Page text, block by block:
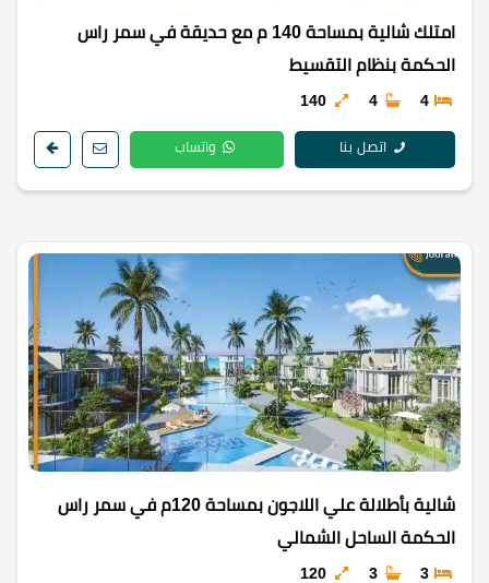
امتلك شالية بمساحة 140 م مع حديقة في سمر راس
الحكمة بنظام التقسيط
4
4
140
اتصل بنا واتساب
شالية بأطلالة علي اللاجون بمساحة 120م في سمر راس
الحكمة الساحل الشمالي
3
3
120